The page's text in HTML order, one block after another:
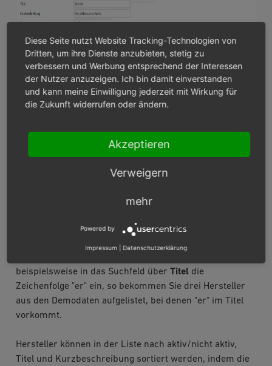
Es werden eine Liste der Hersteller und darunter der
Herstellerliste enthält Titel und Kurzbeschreibung der
Hersteller. Nach Herstellern kann gesucht werden,
beispielsweise in das Suchfeld über Titeldie
Zeichenfolge "er" ein, so bekommen Sie drei Hersteller
aus den Demodaten aufgelistet, bei denen "er" im Titel
vorkommt.
Hersteller können in der Liste nach aktiv/nicht aktiv,
Titel und Kurzbeschreibung sortiert werden, indem die
Diese Seite nutzt Website Tracking-Technologien von
Dritten, um ihre Dienste anzubieten, stetig zu
verbessern und Werbung entsprechend der Interessen
der Nutzer anzuzeigen. Ich bin damit einverstanden
und kann meine Einwilligung jederzeit mit Wirkung für
die Zukunft widerrufen oder ändern.
Akzeptieren
Verweigern
mehr
Powered by
Impressum Datenschutzerklärung